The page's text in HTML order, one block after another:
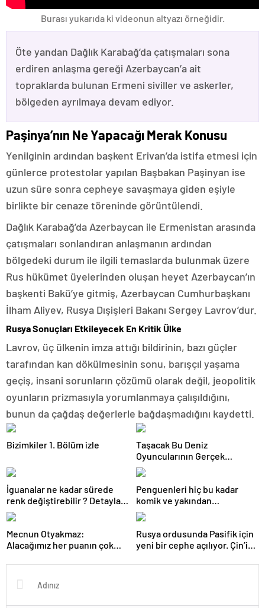
Burası yukarıda ki videonun altyazı örneğidir.
Öte yandan Dağlık Karabağ’da çatışmaları sona
erdiren anlaşma gereği Azerbaycan’a ait
topraklarda bulunan Ermeni siviller ve askerler,
bölgeden ayrılmaya devam ediyor.
Paşinya’nın Ne Yapacağı Merak Konusu
Yenilginin ardından başkent Erivan’da istifa etmesi için
günlerce protestolar yapılan Başbakan Paşinyan ise
uzun süre sonra cepheye savaşmaya giden eşiyle
birlikte bir cenaze töreninde görüntülendi.
Dağlık Karabağ’da Azerbaycan ile Ermenistan arasında
çatışmaları sonlandıran anlaşmanın ardından
bölgedeki durum ile ilgili temaslarda bulunmak üzere
Rus hükümet üyelerinden oluşan heyet Azerbaycan’ın
başkenti Bakü’ye gitmiş, Azerbaycan Cumhurbaşkanı
İlham Aliyev, Rusya Dışişleri Bakanı Sergey Lavrov’dur.
Rusya Sonuçları Etkileyecek En Kritik Ülke
Lavrov, üç ülkenin imza attığı bildirinin, bazı güçler
tarafından kan dökülmesinin sonu, barışçıl yaşama
geçiş, insani sorunların çözümü olarak değil, jeopolitik
oyunların prizmasıyla yorumlanmaya çalışıldığını,
bunun da çağdaş değerlerle bağdaşmadığını kaydetti.
Bizimkiler 1. Bölüm izle
Taşacak Bu Deniz
Oyuncularının Gerçek
Sevgilileri ve Eşleri
İguanalar ne kadar sürede
renk değiştirebilir ? Detaylar
burada…
Penguenleri hiç bu kadar
komik ve yakından
görmemiştiniz
Mecnun Otyakmaz:
Alacağımız her puanın çok
Rusya ordusunda Pasifik için
yeni bir cephe açılıyor. Çin’in